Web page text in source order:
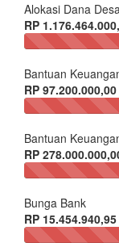
Alokasi Dana
RP
Bantuan
RP
Bantuan
RP
Bunga Bank
RP